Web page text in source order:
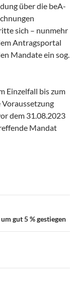
über die beA-
sich – nunmehr
Antragsportal
Mandate ein sog.
Einzelfall bis zum
dem 31.08.2023
Mandat
gut 5 % gestiegen